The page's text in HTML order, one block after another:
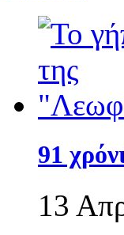
91
13